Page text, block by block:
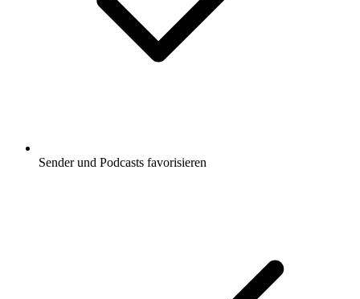
Sender und Podcasts favorisieren